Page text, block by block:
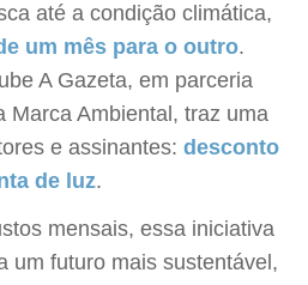
até a condição climática,
um mês para o outro.
A Gazeta, em parceria
Marca Ambiental, traz uma
e assinantes: desconto
de luz.
mensais, essa iniciativa
um futuro mais sustentável,